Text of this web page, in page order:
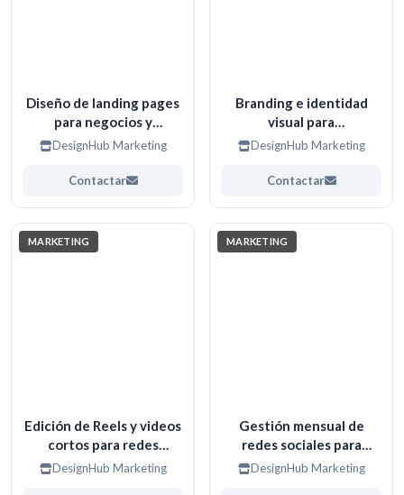
Diseño de landing pages
para negocios y
campañas digitales
DesignHub Marketing
Contactar
Branding e identidad
visual para
emprendedores y
DesignHub Marketing
Contactar
MARKETING
Edición de Reels y videos
cortos para redes
sociales
DesignHub Marketing
MARKETING
Gestión mensual de
redes sociales para
marcas y negocios
DesignHub Marketing